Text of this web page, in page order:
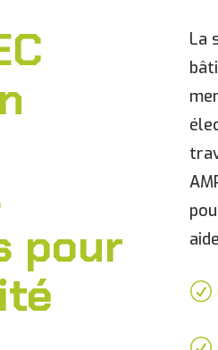
pour
La
R